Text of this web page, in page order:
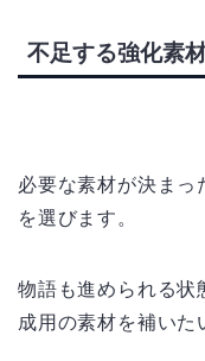
不足する強化素
必要な素材が決まっ
を選びます。
物語も進められる状
成用の素材を補いた